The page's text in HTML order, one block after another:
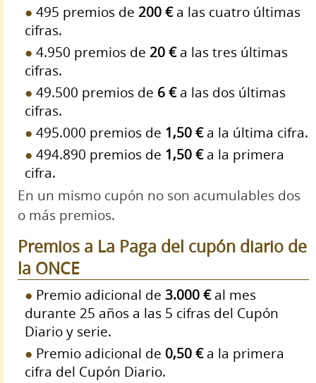
495 premios de 200 €a las cuatro últimas
cifras.
4.950 premios de 20 €a las tres últimas
cifras.
49.500 premios de 6 €a las dos últimas
cifras.
495.000 premios de 1,50 €a la última cifra.
494.890 premios de 1,50 €a la primera
cifra.
En un mismo cupón no son acumulables dos
o más premios.
Premios a La Paga del cupón diario de
la ONCE
Premio adicional de 3.000 €al mes
durante 25 años a las 5 cifras del Cupón
Diario y serie.
Premio adicional de 0,50 €a la primera
cifra del Cupón Diario.